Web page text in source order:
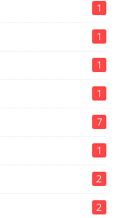
1
1
1
1
7
1
2
2